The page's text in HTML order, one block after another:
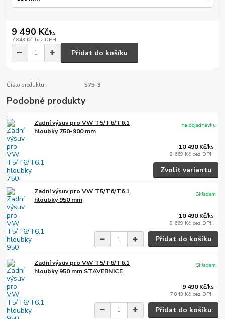
9 490 Kč/ks
7 843 Kč bez DPH
Přidat do košíku
Číslo produktu: 575-3
Podobné produkty
Zadní výsuv pro VW T5/T6/T6.1
hloubky 750-900 mm
10 490 Kč/ks
8 669 Kč bez DPH
na objednávku
Zvolit variantu
Zadní výsuv pro VW T5/T6/T6.1
hloubky 950 mm
10 490 Kč/ks
8 669 Kč bez DPH
Skladem
Přidat do košíku
Zadní výsuv pro VW T5/T6/T6.1
hloubky 950 mm STAVEBNICE
9 490 Kč/ks
7 843 Kč bez DPH
Skladem
Přidat do košíku